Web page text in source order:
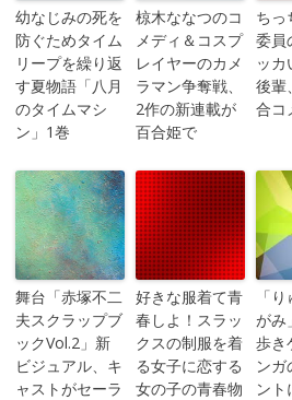
幼なじみの死を
防ぐためタイム
リープを繰り返
す夏物語「八月
のタイムマシ
ン」1巻
椋木ななつのコ
メディ＆コスプ
レイヤーのカメ
ラマン争奪戦、
2作の新連載が
百合姫で
ちっ
委員
ッカ
後輩
合コ
舞台「赤塚不二
夫スクラップブ
ックVol.2」新
ビジュアル、キ
ャストがセーラ
好きな服着て青
春しよ！スラッ
クスの制服を着
る女子に恋する
女の子の青春物
「
がみ
歩
ンガ
ント